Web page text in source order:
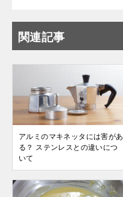
関連記事
アルミのマキネッタには害があ
る？ ステンレスとの違いにつ
いて